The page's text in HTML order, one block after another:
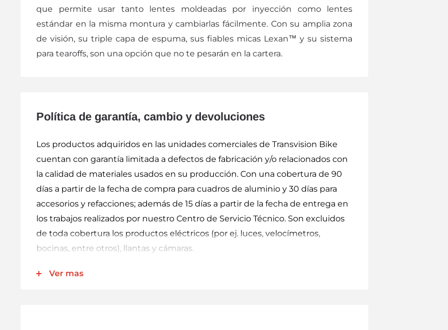
que permite usar tanto lentes moldeadas por inyección como lentes
estándar en la misma montura y cambiarlas fácilmente. Con su amplia zona
de visión, su triple capa de espuma, sus fiables micas Lexan™ y su sistema
para tearoffs, son una opción que no te pesarán en la cartera.
Política de garantía, cambio y devoluciones
Los productos adquiridos en las unidades comerciales de Transvision Bike
cuentan con garantía limitada a defectos de fabricación y/o relacionados con
la calidad de materiales usados en su producción. Con una cobertura de 90
días a partir de la fecha de compra para cuadros de aluminio y 30 días para
accesorios y refacciones; además de 15 días a partir de la fecha de entrega en
los trabajos realizados por nuestro Centro de Servicio Técnico. Son excluidos
de toda cobertura los productos eléctricos (por ej. luces, velocímetros,
bocinas, entre otros), llantas y cámaras.
Nuestra garantía incluye la reparación, reposición, o cambio del producto y/o
Ver mas